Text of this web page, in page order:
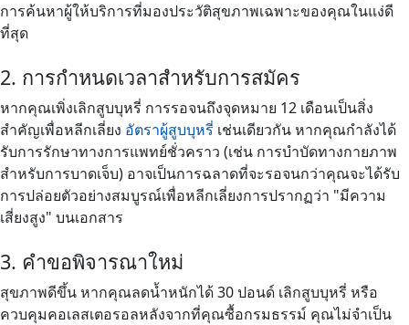
การค้นหาผู้ให้บริการที่มองประวัติสุขภาพเฉพาะของคุณในแง่ดี
ที่สุด
2. การกำหนดเวลาสำหรับการสมัคร
หากคุณเพิ่งเลิกสูบบุหรี่ การรอจนถึงจุดหมาย 12 เดือนเป็นสิ่ง
สำคัญเพื่อหลีกเลี่ยง อัตราผู้สูบบุหรี่ เช่นเดียวกัน หากคุณกำลังได้
รับการรักษาทางการแพทย์ชั่วคราว (เช่น การบำบัดทางกายภาพ
สำหรับการบาดเจ็บ) อาจเป็นการฉลาดที่จะรอจนกว่าคุณจะได้รับ
การปล่อยตัวอย่างสมบูรณ์เพื่อหลีกเลี่ยงการปรากฏว่า "มีความ
เสี่ยงสูง" บนเอกสาร
3. คำขอพิจารณาใหม่
สุขภาพดีขึ้น หากคุณลดน้ำหนักได้ 30 ปอนด์ เลิกสูบบุหรี่ หรือ
ควบคุมคอเลสเตอรอลหลังจากที่คุณซื้อกรมธรรม์ คุณไม่จำเป็น